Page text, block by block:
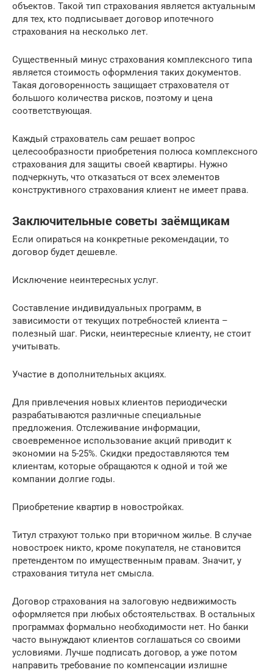
объектов. Такой тип страхования является актуальным
для тех, кто подписывает договор ипотечного
страхования на несколько лет.
Существенный минус страхования комплексного типа
является стоимость оформления таких документов.
Такая договоренность защищает страхователя от
большого количества рисков, поэтому и цена
соответствующая.
Каждый страхователь сам решает вопрос
целесообразности приобретения полюса комплексного
страхования для защиты своей квартиры. Нужно
подчеркнуть, что отказаться от всех элементов
конструктивного страхования клиент не имеет права.
Заключительные советы заёмщикам
Если опираться на конкретные рекомендации, то
договор будет дешевле.
Исключение неинтересных услуг.
Составление индивидуальных программ, в
зависимости от текущих потребностей клиента –
полезный шаг. Риски, неинтересные клиенту, не стоит
учитывать.
Участие в дополнительных акциях.
Для привлечения новых клиентов периодически
разрабатываются различные специальные
предложения. Отслеживание информации,
своевременное использование акций приводит к
экономии на 5-25%. Скидки предоставляются тем
клиентам, которые обращаются к одной и той же
компании долгие годы.
Приобретение квартир в новостройках.
Титул страхуют только при вторичном жилье. В случае
новостроек никто, кроме покупателя, не становится
претендентом по имущественным правам. Значит, у
страхования титула нет смысла.
Договор страхования на залоговую недвижимость
оформляется при любых обстоятельствах. В остальных
программах формально необходимости нет. Но банки
часто вынуждают клиентов соглашаться со своими
условиями. Лучше подписать договор, а уже потом
направить требование по компенсации излишне